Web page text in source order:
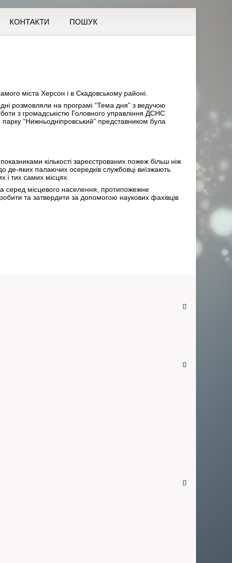
КОНТАКТИ ПОШУК
міста Херсон і в Скадовському районі.
розмовляли на програмі “Тема дня” з ведучою
з громадськістю Головного управління ДСНС
“Нижньодніпровський” представником була
кількості зареєстрованих пожеж більш ніж
де-яких палаючих осередків службовці виїзжають
тих самих місцях.
серед місцевого населення, протипожежне
та затвердити за допомогою наукових фахівців